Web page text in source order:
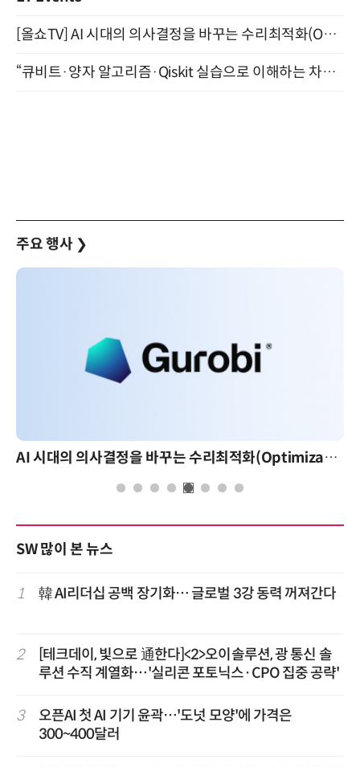
[올쇼TV] AI 시대의 의사결정을 바꾸는 수리최적화(Optimization) 소개 (8/20 생방송)
“큐비트·양자 알고리즘·Qiskit 실습으로 이해하는 차세대 컴퓨팅” (8/28)
주요 행사 ❯
AI 시대의 의사결정을 바꾸는 수리최적화(Optimization): 실제 산업 적용 사례와 활용 전략
SW 많이 본 뉴스
1 韓 AI리더십 공백 장기화… 글로벌 3강 동력 꺼져간다
2
[테크데이, 빛으로 通한다]<2>오이솔루션, 광 통신 솔
루션 수직 계열화…'실리콘 포토닉스·CPO 집중 공략'
3
오픈AI 첫 AI 기기 윤곽…'도넛 모양'에 가격은
300~400달러